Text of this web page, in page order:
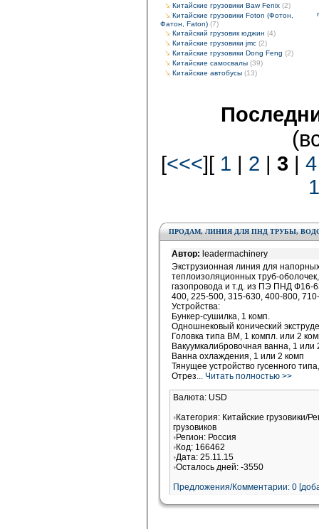
Китайские грузовики Baw Fenix (2)
Китайские грузовики Foton (Фотон,
Фатон, Faton) (7)
Китайский грузовик юджин (4)
Китайские грузовики jmc (2)
Китайские грузовики Dong Feng (2)
Китайские самосвалы (39)
Китайские автобусы (13)
[<<<][ 1 | 2 | 3 | 4
ПРОДАМ, ЛИНИЯ ДЛЯ ПНД ТРУБЫ,
Автор: leadermachinery
Экструзионная линия для
теплоизоляционных труб-
газопровода и т.д. из ПЭ ПНД Ф16-
400, 225-500, 315-630, 400-800,
Устройства:
Бункер-сушилка, 1 комп.
Одношнековый конический
Головка типа BM, 1 компл. или 2
Вакуумкалибровочная ванна, 1 или
Ванна охлаждения, 1 или 2 комп
Тянущее устройство гусенного
Отрез... Читать полностью >>
Валюта: USD
Категория: Китайские грузовики/
грузовиков
Регион: Россия
Код: 166462
Дата: 25.11.15
Осталось дней: -3550
Предложения/Комментарии: 0